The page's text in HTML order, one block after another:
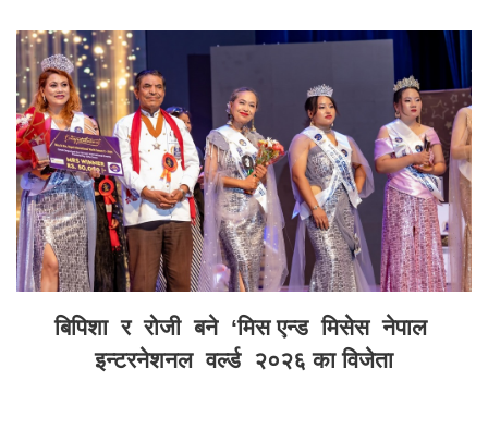
बिपिशा र रोजी बने ‘मिस एन्ड मिसेस नेपाल
इन्टरनेशनल वर्ल्ड २०२६ का विजेता